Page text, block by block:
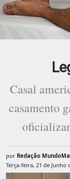
Casal
casamento
por Redação
Terça-feira, 21 de Junho